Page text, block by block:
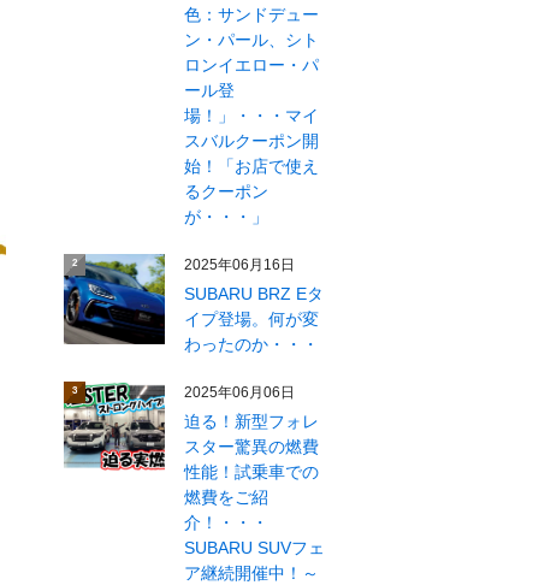
色：サンドデュー
ン・パール、シト
ロンイエロー・パ
ール登
場！」・・・マイ
スバルクーポン開
始！「お店で使え
るクーポン
が・・・」
2 2025年06月16日
SUBARU BRZ Eタ
イプ登場。何が変
わったのか・・・
3 2025年06月06日
迫る！新型フォレ
スター驚異の燃費
性能！試乗車での
燃費をご紹
介！・・・
SUBARU SUVフェ
ア継続開催中！～